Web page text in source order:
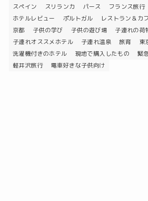
スペイン
スリランカ パース フランス旅行
ホテルレビュー
ポルトガル レストラン＆カ
京都
子供の学び 子供の遊び場
子連れの荷
子連れオススメホテル
子連れ温泉 旅育 東
洗濯機付きのホテル
現地で購入したもの 緊
軽井沢旅行
電車好きな子供向け